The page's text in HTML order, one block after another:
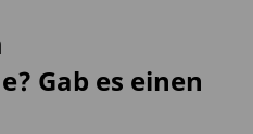
Gab es einen